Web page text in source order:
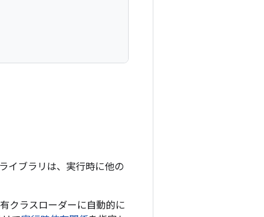
イブラリは、実行時に他の
クラスローダーに自動的に